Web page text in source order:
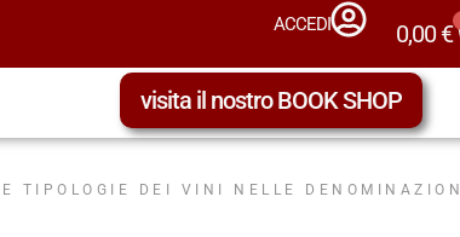
ACCEDI 0,00€
visita il nostro BOOK SHOP
TIPOLOGIE DEI VINI NELLE